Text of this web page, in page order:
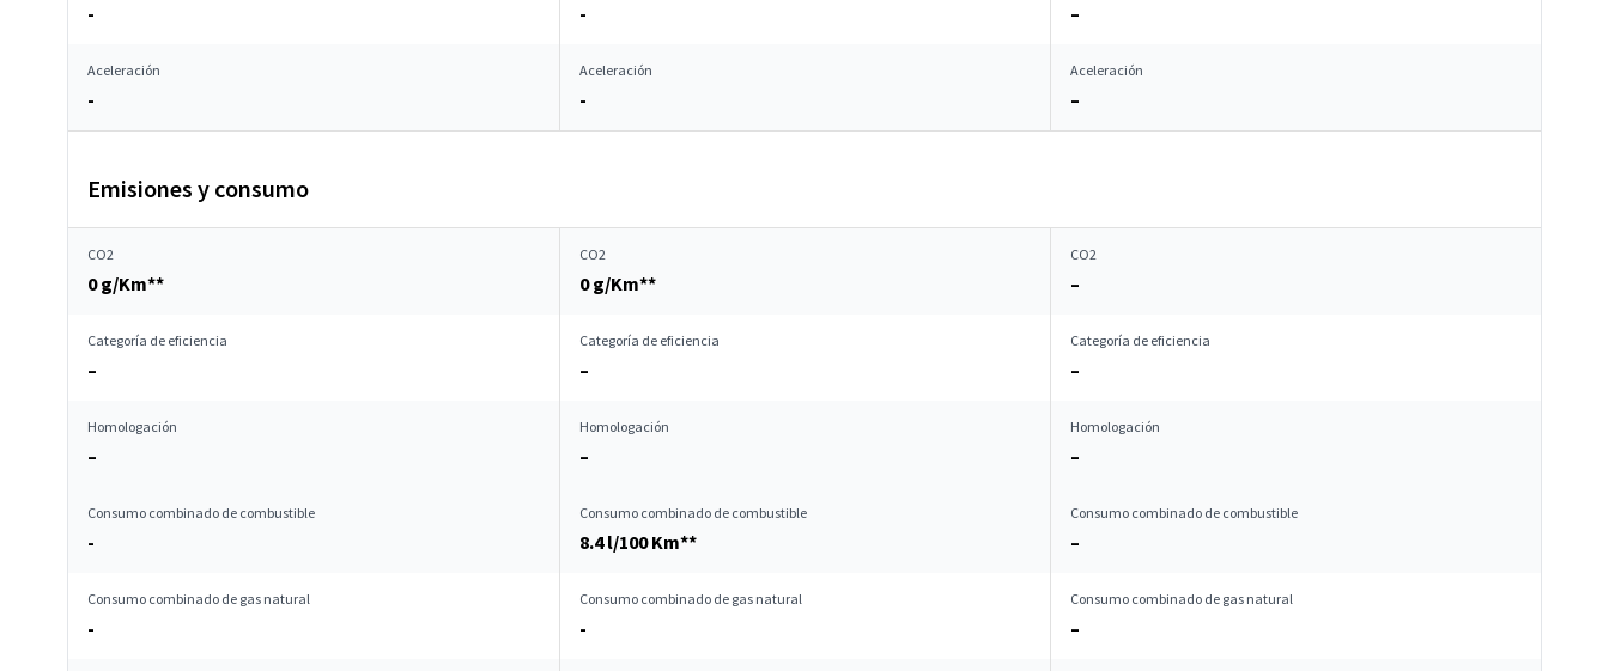
- - –
Aceleración
-
Aceleración
-
Aceleración
–
Emisiones y consumo
CO2
0 g/Km**
CO2
0 g/Km**
CO2
–
Categoría de eficiencia
–
Categoría de eficiencia
–
Categoría de eficiencia
–
Homologación
–
Homologación
–
Homologación
–
Consumo combinado de combustible
-
Consumo combinado de combustible
8.4 l/100 Km**
Consumo combinado de combustible
–
Consumo combinado de gas natural
-
Consumo combinado de gas natural
-
Consumo combinado de gas natural
–